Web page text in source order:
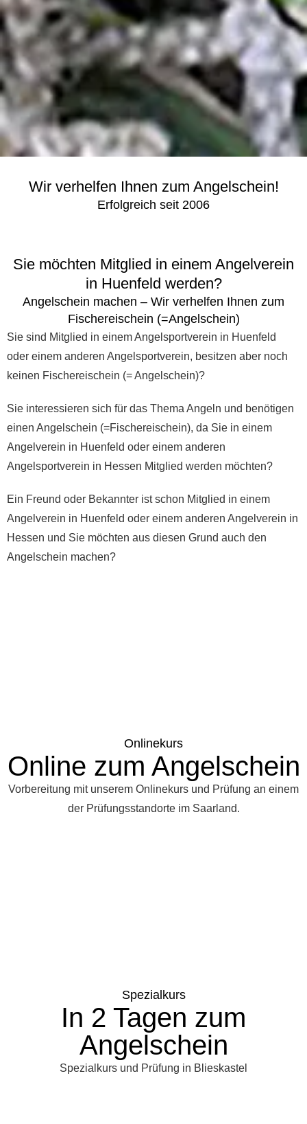
Wir verhelfen Ihnen zum Angelschein!
Erfolgreich seit 2006
Sie möchten Mitglied in einem Angelverein
in Huenfeld werden?
Angelschein machen – Wir verhelfen Ihnen zum
Fischereischein (=Angelschein)
Sie sind Mitglied in einem Angelsportverein in Huenfeld
oder einem anderen Angelsportverein, besitzen aber noch
keinen Fischereischein (= Angelschein)?
Sie interessieren sich für das Thema Angeln und benötigen
einen Angelschein (=Fischereischein), da Sie in einem
Angelverein in Huenfeld oder einem anderen
Angelsportverein in Hessen Mitglied werden möchten?
Ein Freund oder Bekannter ist schon Mitglied in einem
Angelverein in Huenfeld oder einem anderen Angelverein in
Hessen und Sie möchten aus diesen Grund auch den
Angelschein machen?
Onlinekurs
Online zum Angelschein
Vorbereitung mit unserem Onlinekurs und Prüfung an einem
der Prüfungsstandorte im Saarland.
Spezialkurs
In 2 Tagen zum
Angelschein
Spezialkurs und Prüfung in Blieskastel